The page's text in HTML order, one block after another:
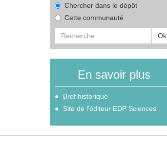
Chercher dans le dépôt
Cette communauté
Ok
En savoir plus
Bref historique
Site de l'éditeur EDP Sciences